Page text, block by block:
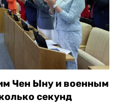
Чен Ыну и военным
секунд